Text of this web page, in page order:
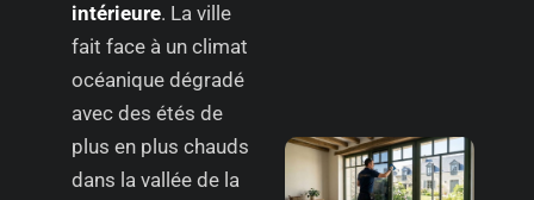
intérieure. La ville
fait face à un climat
océanique dégradé
avec des étés de
plus en plus chauds
dans la vallée de la